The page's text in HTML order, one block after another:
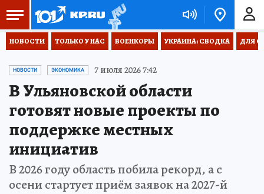
НОВОСТИ ТОЛЬКО У НАС ВОЕНКОРЫ УКРАИНА: СВОДКА ДЛЯ
НОВОСТИ ЭКОНОМИКА 7 июля 2026 7:42
В Ульяновской области
готовят новые проекты по
поддержке местных
инициатив
В 2026 году область побила рекорд, а с
осени стартует приём заявок на 2027-й